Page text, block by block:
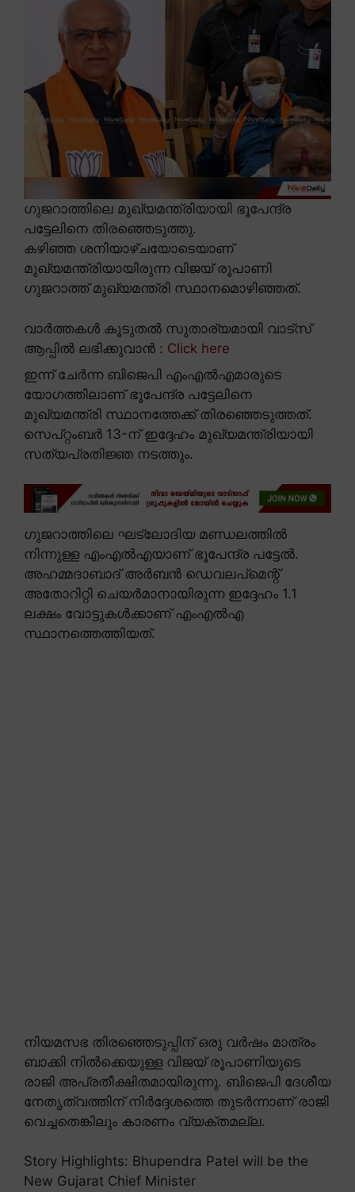
ഗുജറാത്തിലെ മുഖ്യമന്ത്രിയായി ഭൂപേന്ദ്ര
പട്ടേലിനെ തിരഞ്ഞെടുത്തു.
കഴിഞ്ഞ ശനിയാഴ്ചയോടെയാണ്
മുഖ്യമന്ത്രിയായിരുന്ന വിജയ് രൂപാണി
ഗുജറാത്ത് മുഖ്യമന്ത്രി സ്ഥാനമൊഴിഞ്ഞത്.
വാർത്തകൾ കൂടുതൽ സുതാര്യമായി വാട്സ്
ആപ്പിൽ ലഭിക്കുവാൻ : Click here
ഇന്ന് ചേർന്ന ബിജെപി എംഎൽഎമാരുടെ
യോഗത്തിലാണ് ഭൂപേന്ദ്ര പട്ടേലിനെ
മുഖ്യമന്ത്രി സ്ഥാനത്തേക്ക് തിരഞ്ഞെടുത്തത്.
സെപ്റ്റംബർ 13-ന് ഇദ്ദേഹം മുഖ്യമന്ത്രിയായി
സത്യപ്രതിജ്ഞ നടത്തും.
ഗുജറാത്തിലെ ഘട്ലോദിയ മണ്ഡലത്തിൽ
നിന്നുള്ള എംഎൽഎയാണ് ഭൂപേന്ദ്ര പട്ടേൽ.
അഹമ്മദാബാദ് അർബൻ ഡെവലപ്മെന്റ്
അതോറിറ്റി ചെയർമാനായിരുന്ന ഇദ്ദേഹം 1.1
ലക്ഷം വോട്ടുകൾക്കാണ് എംഎൽഎ
സ്ഥാനത്തെത്തിയത്.
നിയമസഭ തിരഞ്ഞെടുപ്പിന് ഒരു വർഷം മാത്രം
ബാക്കി നിൽക്കെയുള്ള വിജയ് രൂപാണിയുടെ
രാജി അപ്രതീക്ഷിതമായിരുന്നു. ബിജെപി ദേശീയ
നേതൃത്വത്തിന് നിർദ്ദേശത്തെ തുടർന്നാണ് രാജി
വെച്ചതെങ്കിലും കാരണം വ്യക്തമല്ല.
Story Highlights: Bhupendra Patel will be the
New Gujarat Chief Minister